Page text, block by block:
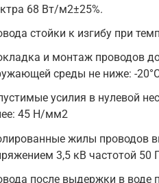
68 Вт/м2±25%.
стойки к изгибу при
и монтаж проводов
среды не ниже: -
усилия в нулевой
45 Н/мм2
жилы проводов
3,5 кВ частотой 50
после выдержки в воде